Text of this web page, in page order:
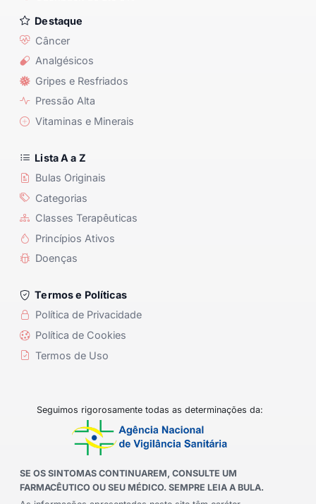
Destaque
Câncer
Analgésicos
Gripes e Resfriados
Pressão Alta
Vitaminas e Minerais
Lista A a Z
Bulas Originais
Categorias
Classes Terapêuticas
Princípios Ativos
Doenças
Termos e Políticas
Política de Privacidade
Política de Cookies
Termos de Uso
Seguimos rigorosamente todas as determinações da:
SE OS SINTOMAS CONTINUAREM, CONSULTE UM
FARMACÊUTICO OU SEU MÉDICO. SEMPRE LEIA A BULA.